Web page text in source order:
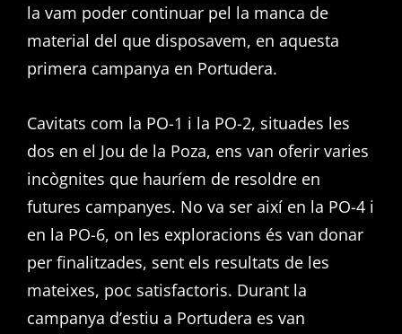
la vam poder continuar pel la manca de
material del que disposavem, en aquesta
primera campanya en Portudera.
Cavitats com la PO-1 i la PO-2, situades les
dos en el Jou de la Poza, ens van oferir varies
incògnites que hauríem de resoldre en
futures campanyes. No va ser així en la PO-4 i
en la PO-6, on les exploracions és van donar
per finalitzades, sent els resultats de les
mateixes, poc satisfactoris. Durant la
campanya d’estiu a Portudera es van